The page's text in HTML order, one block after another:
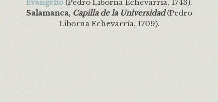
Evangelio (Pedro Liborna Echevarría, 1743).
Salamanca, Capilla de la Universidad(Pedro
Liborna Echevarría, 1709).